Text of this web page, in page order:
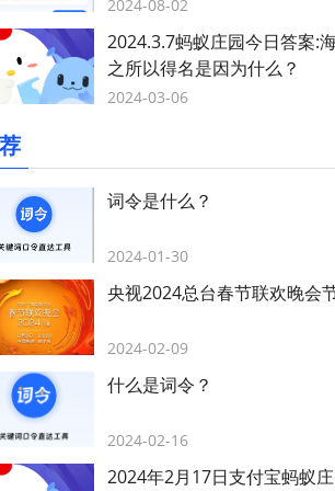
2024-08-02
2024.3.7蚂蚁庄园今日答案:
之所以得名是因为什么？
2024-03-06
词令是什么？
2024-01-30
央视2024总台春节联欢晚会
2024-02-09
什么是词令？
2024-02-16
2024年2月17日支付宝蚂蚁